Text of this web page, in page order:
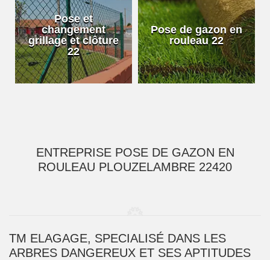
Pose et
changement
grillage et clôture
22
Pose de gazon en
rouleau 22
ENTREPRISE POSE DE GAZON EN
ROULEAU PLOUZELAMBRE 22420
TM ELAGAGE, SPECIALISÉ DANS LES
ARBRES DANGEREUX ET SES APTITUDES